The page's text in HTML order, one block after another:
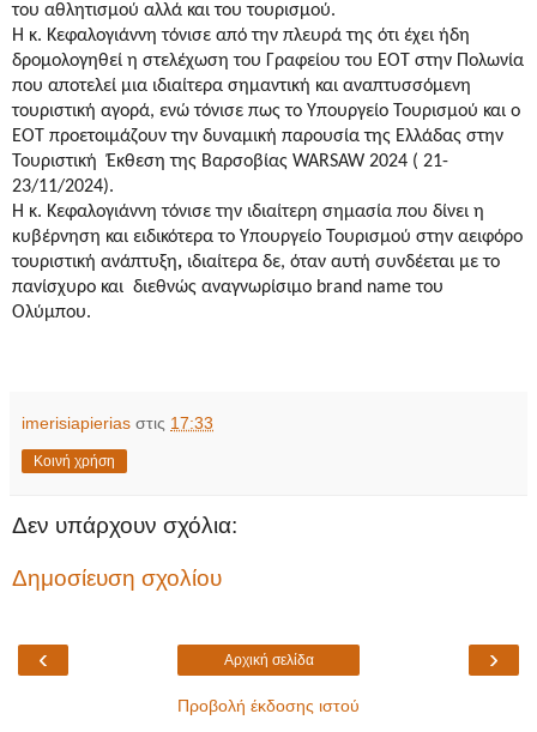
του αθλητισμού αλλά και του τουρισμού.
Η κ. Κεφαλογιάννη τόνισε από την πλευρά της ότι έχει ήδη
δρομολογηθεί η στελέχωση του Γραφείου του ΕΟΤ στην Πολωνία
που αποτελεί μια ιδιαίτερα σημαντική και αναπτυσσόμενη
τουριστική αγορά, ενώ τόνισε πως το Υπουργείο Τουρισμού και ο
ΕΟΤ προετοιμάζουν την δυναμική παρουσία της Ελλάδας στην
Τουριστική Έκθεση της Βαρσοβίας WARSAW 2024 ( 21-
23/11/2024).
Η κ. Κεφαλογιάννη τόνισε την ιδιαίτερη σημασία που δίνει η
κυβέρνηση και ειδικότερα το Υπουργείο Τουρισμού στην αειφόρο
τουριστική ανάπτυξη, ιδιαίτερα δε, όταν αυτή συνδέεται με το
πανίσχυρο και διεθνώς αναγνωρίσιμο brand name του
Ολύμπου.
imerisiapierias στις 17:33
Κοινή χρήση
Δεν υπάρχουν σχόλια:
Δημοσίευση σχολίου
‹ ›
Αρχική σελίδα
Προβολή έκδοσης ιστού